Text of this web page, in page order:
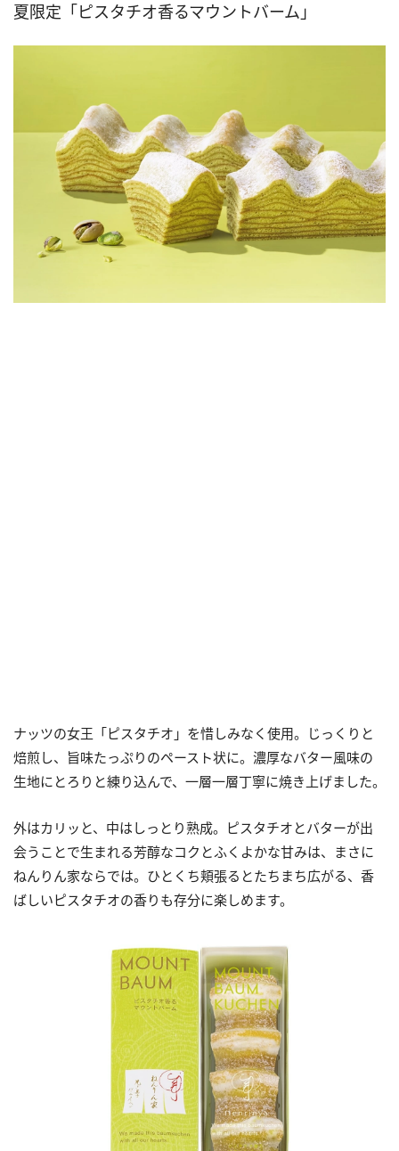
夏限定「ピスタチオ香るマウントバーム」
ナッツの女王「ピスタチオ」を惜しみなく使用。じっくりと
焙煎し、旨味たっぷりのペースト状に。濃厚なバター風味の
生地にとろりと練り込んで、一層一層丁寧に焼き上げました。
外はカリッと、中はしっとり熟成。ピスタチオとバターが出
会うことで生まれる芳醇なコクとふくよかな甘みは、まさに
ねんりん家ならでは。ひとくち頬張るとたちまち広がる、香
ばしいピスタチオの香りも存分に楽しめます。